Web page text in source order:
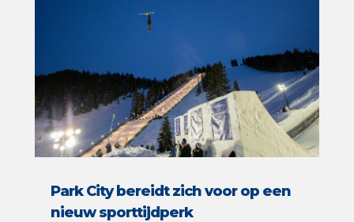
Park City bereidt zich voor op een
nieuw sporttijdperk